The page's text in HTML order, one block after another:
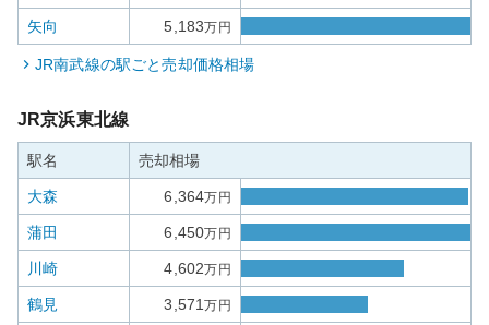
矢向 5,183万円
JR南武線の駅ごと売却価格相場
JR京浜東北線
駅名 売却相場
大森 6,364万円
蒲田 6,450万円
川崎 4,602万円
鶴見 3,571万円